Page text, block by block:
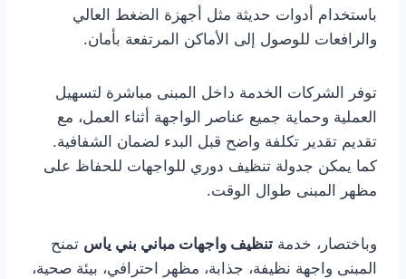
باستخدام أدوات حديثة مثل أجهزة الضغط العالي
والرافعات للوصول إلى الأماكن المرتفعة بأمان.
توفر الشركات الخدمة داخل المبنى مباشرة لتسهيل
العملية وحماية جميع عناصر الواجهة أثناء العمل، مع
تقديم تقدير تكلفة واضح قبل البدء لضمان الشفافية.
كما يمكن جدولة تنظيف دوري للواجهات للحفاظ على
مظهر المبنى طوال الوقت.
وباختصار، خدمة تنظيف واجهات مباني بني ياس تمنح
المبنى واجهة نظيفة، جذابة، مظهر احترافي، بيئة صحية،